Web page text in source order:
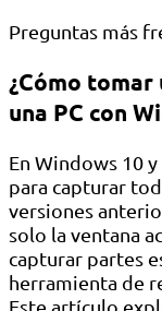
Preguntas más
¿Cómo
una PC con
En Windows 10
para capturar
versiones
solo la ventana
capturar partes
herramienta de
Este artículo